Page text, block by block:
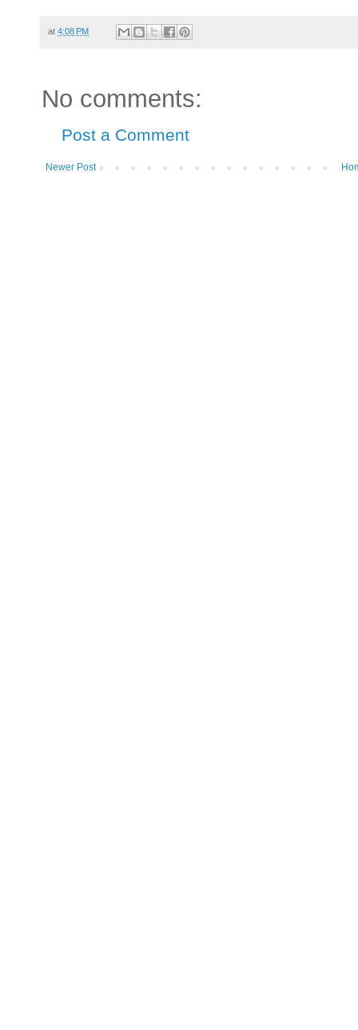
at 4:08 PM
No comments:
Post a Comment
Newer Post